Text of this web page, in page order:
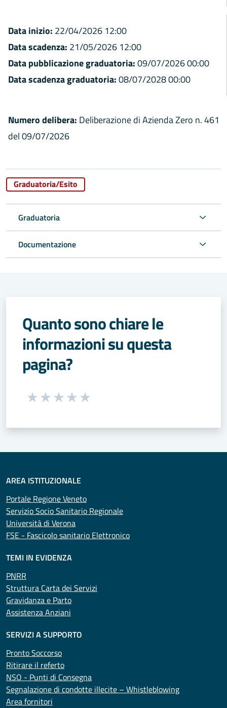
Data inizio: 22/04/2026 12:00
Data scadenza: 21/05/2026 12:00
Data pubblicazione graduatoria:09/07/2026 00:00
Data scadenza graduatoria:08/07/2028 00:00
Numero delibera: Deliberazione di Azienda Zero n. 461
del 09/07/2026
Graduatoria/Esito
Graduatoria
Documentazione
Quanto sono chiare le
informazioni su questa
pagina?
Seleziona una valutazione da 1 a 5 stelle
AREA ISTITUZIONALE
Portale Regione Veneto
Servizio Socio Sanitario Regionale
Università di Verona
FSE - Fascicolo sanitario Elettronico
TEMI IN EVIDENZA
PNRR
Struttura Carta dei Servizi
Gravidanza e Parto
Assistenza Anziani
SERVIZI A SUPPORTO
Pronto Soccorso
Ritirare il referto
NSO - Punti di Consegna
Segnalazione di condotte illecite – Whistleblowing
Area fornitori